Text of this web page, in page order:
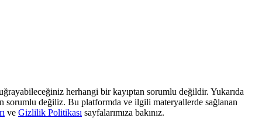
herhangi bir kayıptan sorumlu değildir. Yukarıda
değiliz. Bu platformda ve ilgili materyallerde sağlanan
ve Gizlilik Politikası sayfalarımıza bakınız.